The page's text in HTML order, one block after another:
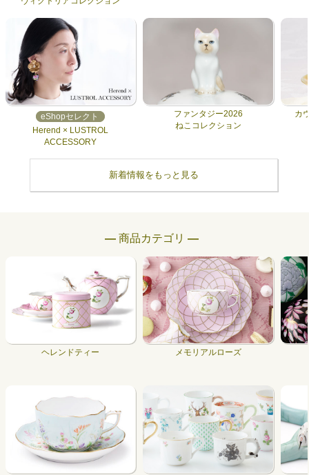
eShopセレクト
Herend × LUSTROL
ACCESSORY
ファンタジー2026
ねこコレクション
カ
新着情報をもっと見る
― 商品カテゴリ ―
ヘレンドティー メモリアルローズ